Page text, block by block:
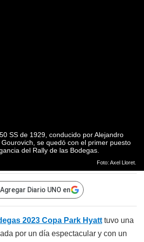
SS de 1929, conducido por Alejandro
se quedó con el primer puesto
del Rally de las Bodegas.
Foto: Axel Lloret.
Agregar Diario UNO en
2023 Copa Park Hyatttuvo una
por un día espectacular y con un